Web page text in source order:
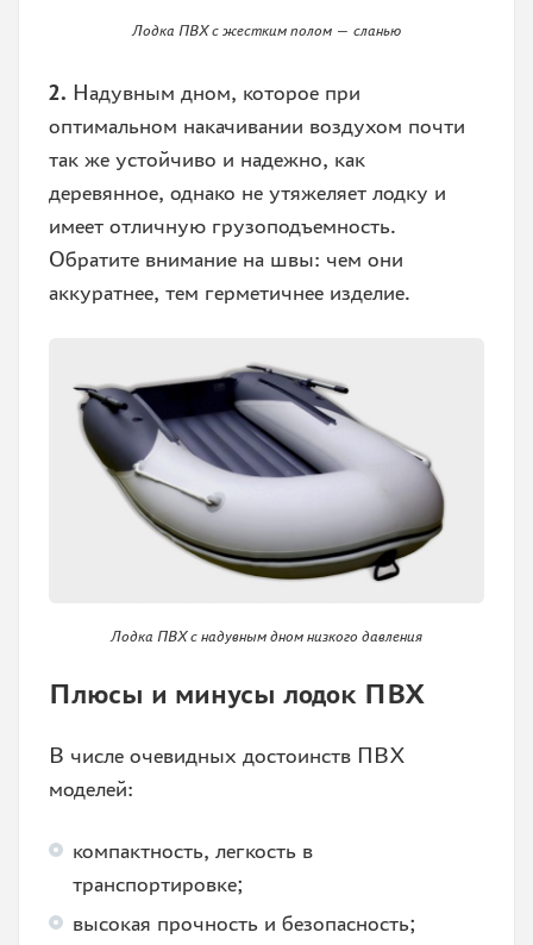
Лодка ПВХ с жестким полом — сланью
2. Надувным дном, которое при
оптимальном накачивании воздухом почти
так же устойчиво и надежно, как
деревянное, однако не утяжеляет лодку и
имеет отличную грузоподъемность.
Обратите внимание на швы: чем они
аккуратнее, тем герметичнее изделие.
Лодка ПВХ с надувным дном низкого давления
Плюсы и минусы лодок ПВХ
В числе очевидных достоинств ПВХ
моделей:
компактность, легкость в
транспортировке;
высокая прочность и безопасность;